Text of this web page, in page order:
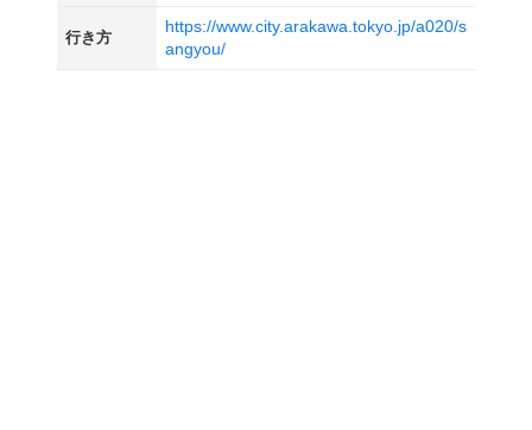
行き方
https://www.city.arakawa.tokyo.jp/a020/s
angyou/